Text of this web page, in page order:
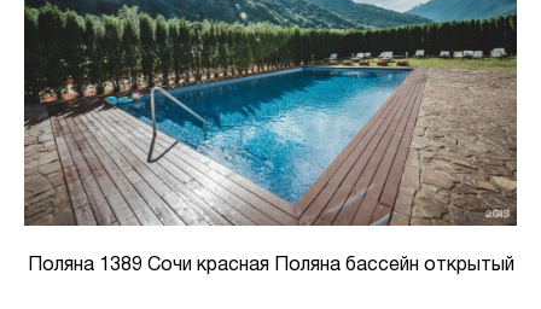
Поляна 1389 Сочи красная Поляна бассейн открытый